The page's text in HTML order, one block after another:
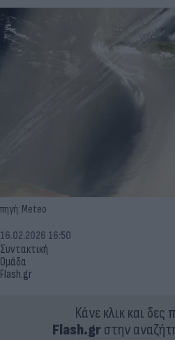
πηγή: Meteo
Συντακτική
Ομάδα
Flash.gr
16.02.2026 16:50
Κάνε κλικ και δες
Flash.grστην